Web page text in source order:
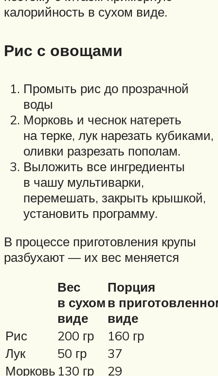
калорийность в сухом виде.
Рис с овощами
Промыть рис до прозрачной
воды
Морковь и чеснок натереть
на терке, лук нарезать кубиками,
оливки разрезать пополам.
Выложить все ингредиенты
в чашу мультиварки,
перемешать, закрыть крышкой,
установить программу.
В процессе приготовления крупы
разбухают — их вес меняется
Вес
в сухом
виде
Порция
в
виде
Рис
200 гр
160 гр
Лук
50 гр
37
Морковь 130 гр 29